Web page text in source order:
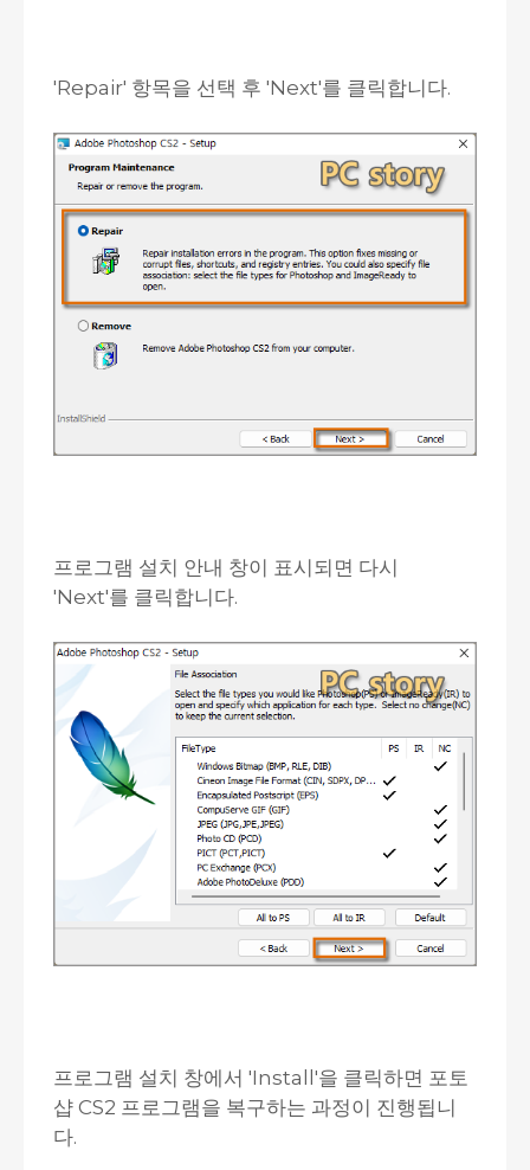
'Repair' 항목을 선택 후 'Next'를 클릭합니다.
프로그램 설치 안내 창이 표시되면 다시
'Next'를 클릭합니다.
프로그램 설치 창에서 'Install'을 클릭하면 포토
샵 CS2 프로그램을 복구하는 과정이 진행됩니
다.